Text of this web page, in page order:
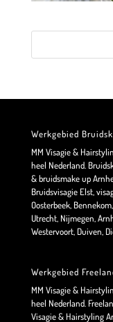
Werkgebied
MM Visagie &
heel Nederland.
& bruidsmake up
Bruidsvisagie Elst,
Oosterbeek,
Utrecht, Nijmegen,
Westervoort, Duiven,
Werkgebied
MM Visagie &
heel Nederland.
Visagie & Hairstyling